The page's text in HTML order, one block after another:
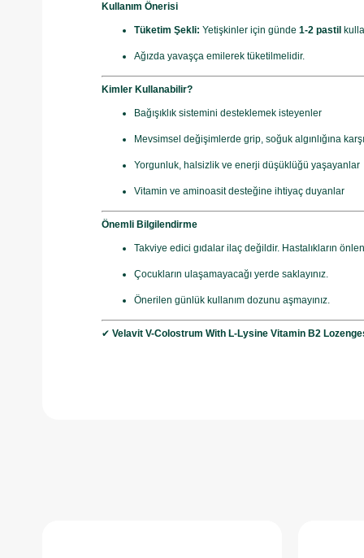
Kullanım Önerisi
Tüketim Şekli: Yetişkinler için günde 1-2 pastil
Ağızda yavaşça emilerek tüketilmelidir.
Kimler Kullanabilir?
Bağışıklık sistemini desteklemek isteyenler
Mevsimsel değişimlerde grip, soğuk algınlığına
Yorgunluk, halsizlik ve enerji düşüklüğü yaşayanlar
Vitamin ve aminoasit desteğine ihtiyaç duyanlar
Önemli Bilgilendirme
Takviye edici gıdalar ilaç değildir. Hastalıkların
Çocukların ulaşamayacağı yerde saklayınız.
Önerilen günlük kullanım dozunu aşmayınız.
✔ Velavit V-Colostrum With L-Lysine Vitamin B2